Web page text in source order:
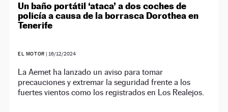
Un baño portátil ‘ataca’ a dos coches de
policía a causa de la borrasca Dorothea en
Tenerife
EL MOTOR | 16/12/2024
La Aemet ha lanzado un aviso para tomar
precauciones y extremar la seguridad frente a los
fuertes vientos como los registrados en Los Realejos.